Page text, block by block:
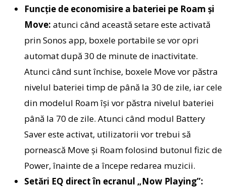
Funcție de economisire a bateriei pe Roam și
Move: atunci când această setare este activată
prin Sonos app, boxele portabile se vor opri
automat după 30 de minute de inactivitate.
Atunci când sunt închise, boxele Move vor păstra
nivelul bateriei timp de până la 30 de zile, iar cele
din modelul Roam își vor păstra nivelul bateriei
până la 70 de zile. Atunci când modul Battery
Saver este activat, utilizatorii vor trebui să
pornească Move și Roam folosind butonul fizic de
Power, înainte de a începe redarea muzicii.
Setări EQ direct în ecranul „Now Playing”: